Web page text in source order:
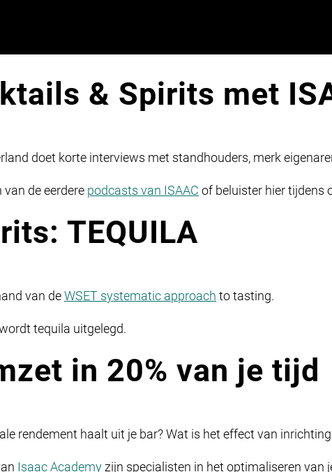
& Spirits met
doet korte interviews met standhouders, merk
de eerdere podcasts van ISAAC of beluister hier tijdens
TEQUILA
van deWSET systematic approach to tasting.
tequila uitgelegd.
in 20% van je tijd
rendement haalt uit je bar? Wat is het effect van
Isaac Academy zijn specialisten in het optimaliseren van